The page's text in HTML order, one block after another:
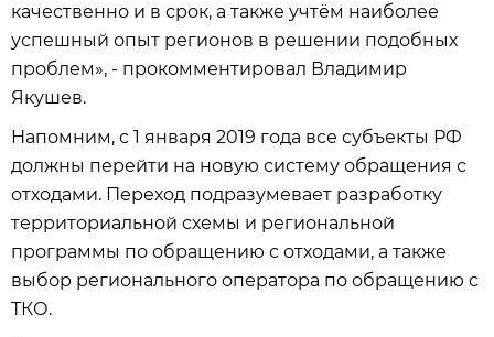
качественно и в срок, а также учтём наиболее
успешный опыт регионов в решении подобных
проблем», - прокомментировал Владимир
Якушев.
Напомним, с 1 января 2019 года все субъекты РФ
должны перейти на новую систему обращения с
отходами. Переход подразумевает разработку
территориальной схемы и региональной
программы по обращению с отходами, а также
выбор регионального оператора по обращению с
ТКО.